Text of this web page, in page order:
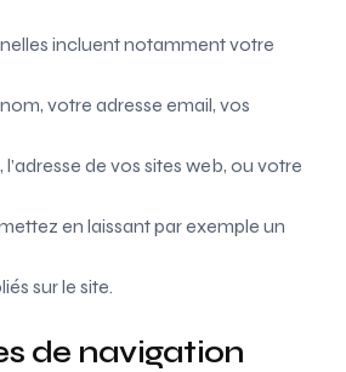
incluent notamment votre
votre adresse email, vos
de vos sites web, ou votre
en laissant par exemple un
sur le site.
de navigation